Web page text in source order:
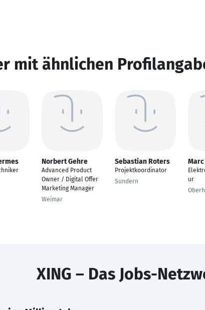
mit ähnlichen
Norbert Gehre
Advanced Product
Owner / Digital Offer
Marketing Manager
Weimar
Sebastian Roters
Projektkoordinator
Sundern
ur
XING – Das Jobs-